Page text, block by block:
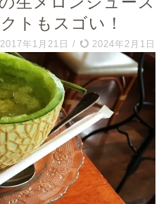
トもスゴい！
2017年1月21日 / 2024年2月1日